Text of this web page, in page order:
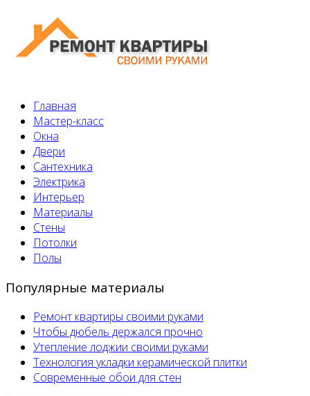
Главная
Мастер-класс
Окна
Двери
Сантехника
Электрика
Интерьер
Материалы
Стены
Потолки
Полы
Популярные материалы
Ремонт квартиры своими руками
Чтобы дюбель держался прочно
Утепление лоджии своими руками
Технология укладки керамической плитки
Современные обои для стен